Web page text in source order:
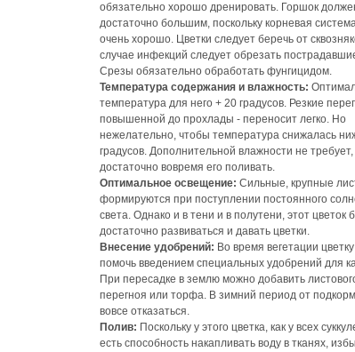
обязательно хорошо дренировать. Горшок
достаточно большим, поскольку корневая
очень хорошо. Цветки следует беречь от
случае инфекций следует обрезать
Срезы обязательно обработать фунгицидом.
Температура содержания и влажность:
температура для него + 20 градусов. Резкие
повышенной до прохлады - переносит легко. Но
нежелательно, чтобы температура снижалась
градусов. Дополнительной влажности не требует,
достаточно вовремя его поливать.
Оптимальное освещение: Сильные, крупные
формируются при поступлении постоянного
света. Однако и в тени и в полутени, этот цветок
достаточно развиваться и давать цветки.
Внесение удобрений: Во время вегетации
помочь введением специальных удобрений для
При пересадке в землю можно добавить
перегноя или торфа. В зимний период от
вовсе отказаться.
Полив: Поскольку у этого цветка, как у всех
есть способность накапливать воду в тканях,